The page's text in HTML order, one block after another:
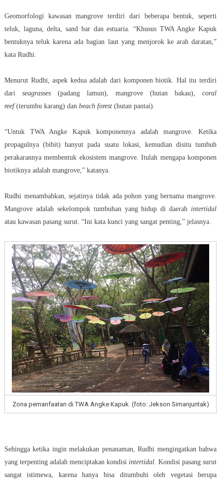
Geomorfologi kawasan mangrove terdiri dari beberapa bentuk, seperti
teluk, laguna, delta, sand bar dan estuaria. “Khusus TWA Angke Kapuk
bentuknya teluk karena ada bagian laut yang menjorok ke arah daratan,”
kata Rudhi.
Menurut Rudhi, aspek kedua adalah dari komponen biotik. Hal itu terdiri
dari seagrasses(padang lamun), mangrove (hutan bakau),coral
reef(terumbu karang) dan beach forest(hutan pantai).
“Untuk TWA Angke Kapuk komponennya adalah mangrove. Ketika
propagulnya (bibit) hanyut pada suatu lokasi, kemudian disitu tumbuh
perakarannya membentuk ekosistem mangrove. Itulah mengapa komponen
biotiknya adalah mangrove,” katanya.
Rudhi menambahkan, sejatinya tidak ada pohon yang bernama mangrove.
Mangrove adalah sekelompok tumbuhan yang hidup di daerah intertidal
atau kawasan pasang surut. “Ini kata kunci yang sangat penting,” jelasnya.
Zona pemanfaatan di TWA Angke Kapuk. (foto: Jekson Simanjuntak)
Sehingga ketika ingin melakukan penanaman, Rudhi mengingatkan bahwa
yang terpenting adalah menciptakan kondisi intertidal . Kondisi pasang surut
sangat istimewa, karena hanya bisa ditumbuhi oleh vegetasi berupa